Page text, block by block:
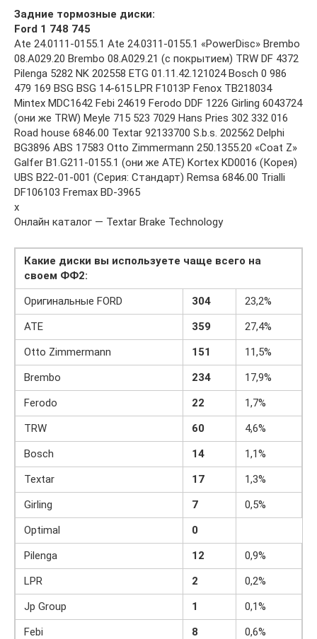
Задние тормозные диски:
Ford 1 748 745
Ate 24.0111-0155.1 Ate 24.0311-0155.1 «PowerDisc» Brembo
08.A029.20 Brembo 08.A029.21 (с покрытием) TRW DF 4372
Pilenga 5282 NK 202558 ETG 01.11.42.121024 Bosch 0 986
479 169 BSG BSG 14-615 LPR F1013P Fenox TB218034
Mintex MDC1642 Febi 24619 Ferodo DDF 1226 Girling 6043724
(они же TRW) Meyle 715 523 7029 Hans Pries 302 332 016
Road house 6846.00 Textar 92133700 S.b.s. 202562 Delphi
BG3896 ABS 17583 Otto Zimmermann 250.1355.20 «Coat Z»
Galfer B1.G211-0155.1 (они же АТЕ) Kortex KD0016 (Корея)
UBS B22-01-001 (Серия: Стандарт) Remsa 6846.00 Trialli
DF106103 Fremax BD-3965
x
Онлайн каталог — Textar Brake Technology
Какие диски вы используете чаще всего на
своем ФФ2:
Оригинальные FORD
304
23,2%
ATE
359
27,4%
Otto Zimmermann
151
11,5%
Brembo
234
17,9%
Ferodo
22
1,7%
TRW
60
4,6%
Bosch
14
1,1%
Textar
17
1,3%
Girling
7
0,5%
Optimal
0
Pilenga
12
0,9%
LPR
2
0,2%
Jp Group
1
0,1%
Febi
8
0,6%